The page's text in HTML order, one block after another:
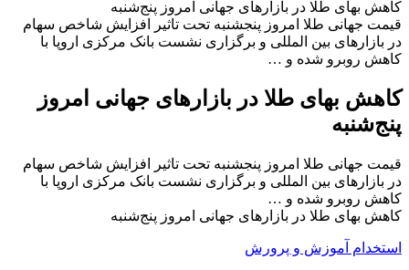
کاهش بهای طلا در بازارهای جهانی امروز پنج‌شنبه
قیمت جهانی طلا امروز پنجشنبه تحت تاثیر افزایش شاخص سهام
در بازارهای بین المللی و برگزاری نشست بانک مرکزی اروپا با
کاهش روبرو شده و …
کاهش بهای طلا در بازارهای جهانی امروز
پنج‌شنبه
قیمت جهانی طلا امروز پنجشنبه تحت تاثیر افزایش شاخص سهام
در بازارهای بین المللی و برگزاری نشست بانک مرکزی اروپا با
کاهش روبرو شده و …
کاهش بهای طلا در بازارهای جهانی امروز پنج‌شنبه
استخدام آموزش و پرورش